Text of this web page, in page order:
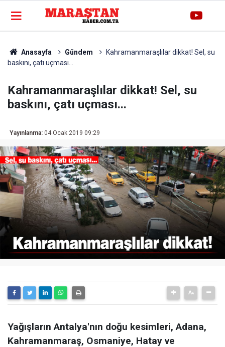
Anasayfa Gündem
Kahramanmaraşlılar dikkat! Sel, su
baskını, çatı uçması...
Kahramanmaraşlılar dikkat! Sel, su
baskını, çatı uçması...
Yayınlanma: 04 Ocak 2019 09:29
Yağışların Antalya'nın doğu kesimleri, Adana,
Kahramanmaraş, Osmaniye, Hatay ve